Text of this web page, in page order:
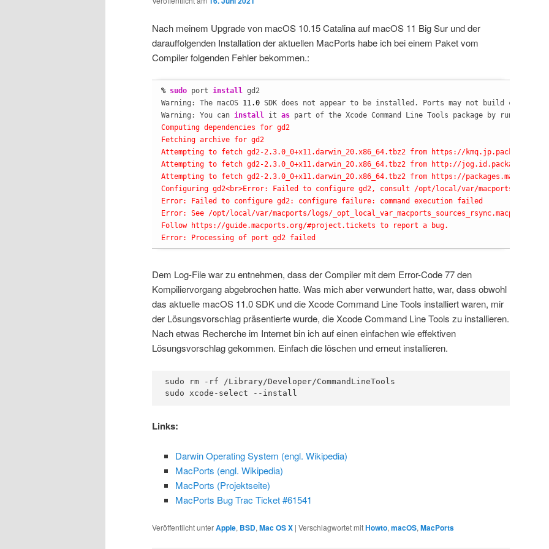
Nach meinem Upgrade von macOS 10.15 Catalina auf macOS 11 Big Sur und der
darauffolgenden Installation der aktuellen MacPorts habe ich bei einem Paket vom
Compiler folgenden Fehler bekommen.:
% sudo port install gd2
Warning: The macOS 11.0 SDK does not appear to be installed. Ports may not build correctly.
Warning: You can install it as part of the Xcode Command Line Tools package by running
Computing dependencies for gd2
Fetching archive for gd2
Attempting to fetch gd2-2.3.0_0+x11.darwin_20.x86_64.tbz2 from https://
Attempting to fetch gd2-2.3.0_0+x11.darwin_20.x86_64.tbz2 from http://
Attempting to fetch gd2-2.3.0_0+x11.darwin_20.x86_64.tbz2 from https://
Configuring gd2<br>Error: Failed to configure gd2, consult /opt/local/var/macports/build/
Error: Failed to configure gd2: configure failure: command execution failed
Error: See /opt/local/var/macports/logs/
Follow https://guide.macports.org/#project.tickets to report a bug.
Error: Processing of port gd2 failed
Dem Log-File war zu entnehmen, dass der Compiler mit dem Error-Code 77 den
Kompiliervorgang abgebrochen hatte. Was mich aber verwundert hatte, war, dass obwohl
das aktuelle macOS 11.0 SDK und die Xcode Command Line Tools installiert waren, mir
der Lösungsvorschlag präsentierte wurde, die Xcode Command Line Tools zu installieren.
Nach etwas Recherche im Internet bin ich auf einen einfachen wie effektiven
Lösungsvorschlag gekommen. Einfach die löschen und erneut installieren.
sudo rm -rf /Library/Developer/CommandLineTools
sudo xcode-select --install
Links:
Darwin Operating System (engl. Wikipedia)
MacPorts (engl. Wikipedia)
MacPorts (Projektseite)
MacPorts Bug Trac Ticket #61541
Veröffentlicht unterApple, BSD, Mac OS X | Verschlagwortet mitHowto, macOS, MacPorts